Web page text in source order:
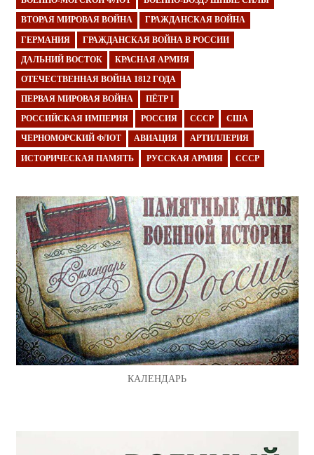
ВТОРАЯ МИРОВАЯ ВОЙНА ГРАЖДАНСКАЯ ВОЙНА
ГЕРМАНИЯ ГРАЖДАНСКАЯ ВОЙНА В РОССИИ
ДАЛЬНИЙ ВОСТОК КРАСНАЯ АРМИЯ
ОТЕЧЕСТВЕННАЯ ВОЙНА 1812 ГОДА
ПЕРВАЯ МИРОВАЯ ВОЙНА ПЁТР I
РОССИЙСКАЯ ИМПЕРИЯ РОССИЯ СССР США
ЧЕРНОМОРСКИЙ ФЛОТ АВИАЦИЯ АРТИЛЛЕРИЯ
ИСТОРИЧЕСКАЯ ПАМЯТЬ РУССКАЯ АРМИЯ СССР
КАЛЕНДАРЬ